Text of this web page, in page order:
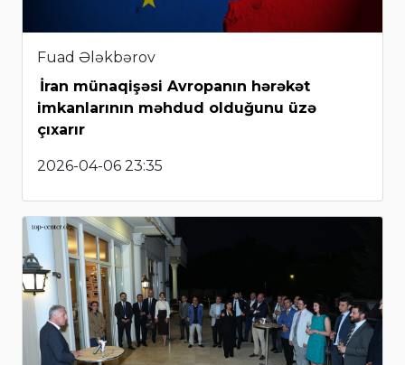
Fuad Ələkbərov
İran münaqişəsi Avropanın hərəkət
imkanlarının məhdud olduğunu üzə
çıxarır
2026-04-06 23:35